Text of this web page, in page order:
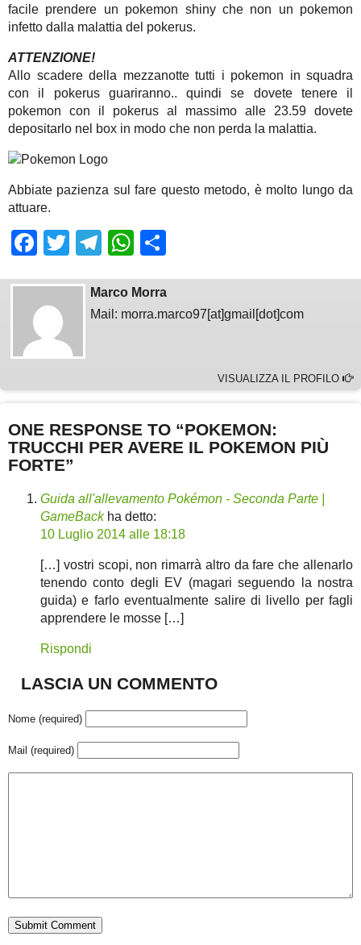
facile prendere un pokemon shiny che non un pokemon
infetto dalla malattia del pokerus.
ATTENZIONE!
Allo scadere della mezzanotte tutti i pokemon in squadra
con il pokerus guariranno.. quindi se dovete tenere il
pokemon con il pokerus al massimo alle 23.59 dovete
depositarlo nel box in modo che non perda la malattia.
Abbiate pazienza sul fare questo metodo, è molto lungo da
attuare.
Facebook
TwitterTelegram
WhatsApp
Marco Morra
Mail: morra.marco97[at]gmail[dot]com
VISUALIZZA IL PROFILO
ONE RESPONSE TO “POKEMON:
TRUCCHI PER AVERE IL POKEMON PIÙ
FORTE”
Guida all'allevamento Pokémon - Seconda Parte |
GameBack ha detto:
10 Luglio 2014 alle 18:18
[…] vostri scopi, non rimarrà altro da fare che allenarlo
tenendo conto degli EV (magari seguendo la nostra
guida) e farlo eventualmente salire di livello per fagli
apprendere le mosse […]
Rispondi
LASCIA UN COMMENTO
Nome (required)
Mail (required)